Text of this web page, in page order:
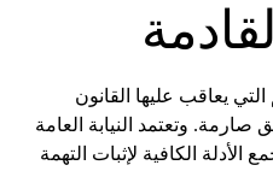
يعاقب عليها القانون
وتعتمد النيابة العامة
الأدلة الكافية لإثبات التهمة